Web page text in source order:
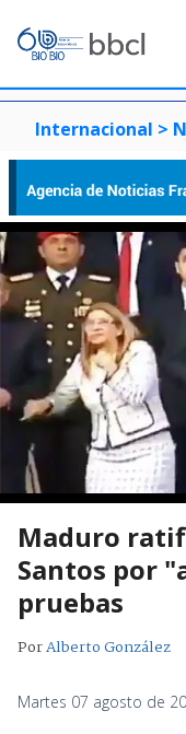
Internacional >
Maduro
Santos por
pruebas
PorAlberto González
Martes 07 agosto de